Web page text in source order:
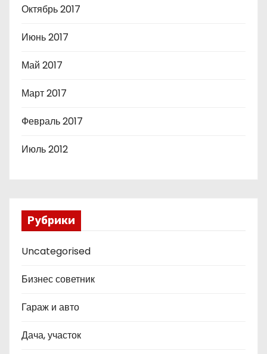
Октябрь 2017
Июнь 2017
Май 2017
Март 2017
Февраль 2017
Июль 2012
Рубрики
Uncategorised
Бизнес советник
Гараж и авто
Дача, участок